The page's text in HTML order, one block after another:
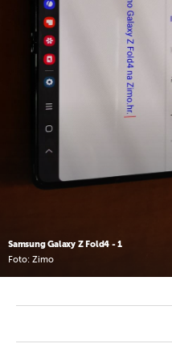
Samsung Galaxy Z Fold4 - 1
Foto: Zimo